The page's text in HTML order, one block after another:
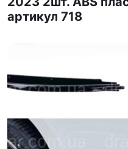
артикул 718